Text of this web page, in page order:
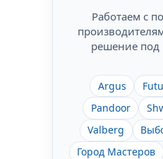
Работаем с
решение под
Argus
Pandoor
Valberg
Город Мастеров